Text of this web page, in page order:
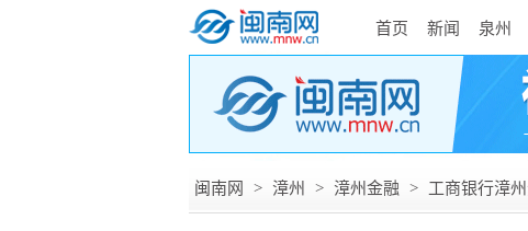
首页 新闻 泉州
闽南网 > 漳州 > 漳州金融 > 工商银行漳